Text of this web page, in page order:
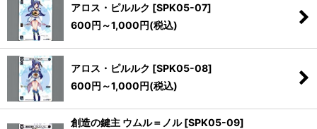
アロス・ピルルク [SPK05-07]
600円 ～1,000円(税込)
アロス・ピルルク [SPK05-08]
600円 ～1,000円(税込)
創造の鍵主 ウムル＝ノル [SPK05-09]